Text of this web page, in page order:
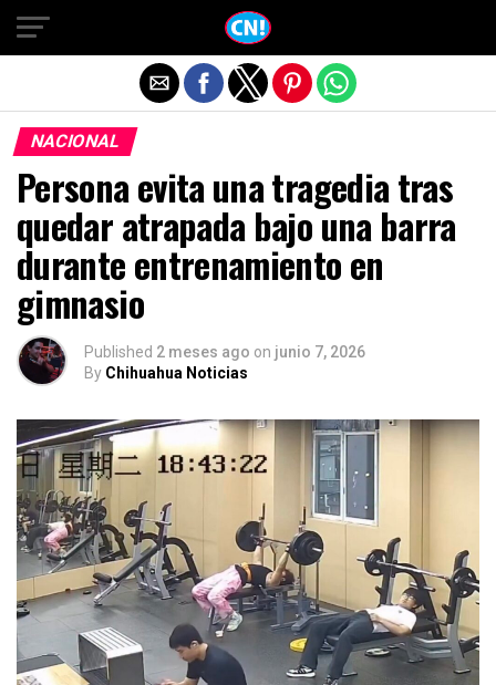
NACIONAL
Persona evita una tragedia tras
quedar atrapada bajo una barra
durante entrenamiento en
gimnasio
Published 2 meses ago on junio 7, 2026
By Chihuahua Noticias
Salir de la versión móvil